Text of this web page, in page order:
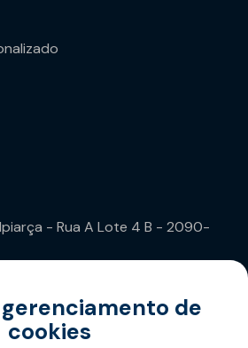
- Rua A Lote 4 B - 2090-
cookies